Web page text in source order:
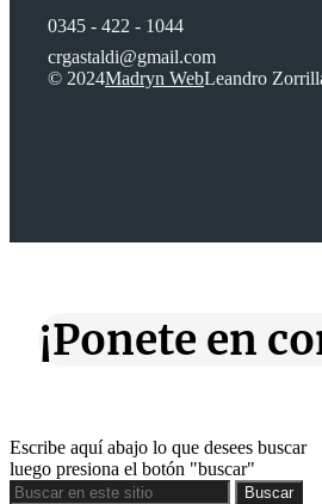
0345 - 422 - 1044
crgastaldi@gmail.com
© 2024Madryn WebLeandro
¡Ponete en
Escribe aquí abajo lo que desees buscar
luego presiona el botón "buscar"
Buscar
Buscar